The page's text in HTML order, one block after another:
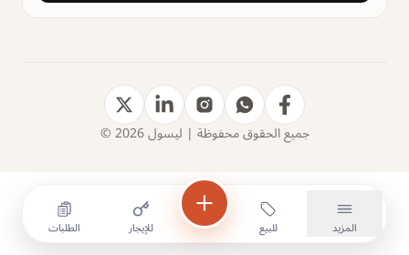
جميع الحقوق محفوظة | ليسول 2026 ©
الطلبات للإيجار للبيع المزيد